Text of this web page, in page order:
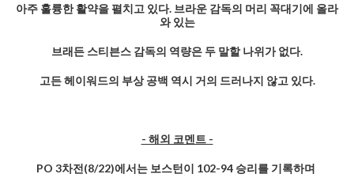
아주 훌륭한 활약을 펼치고 있다. 브라운 감독의 머리 꼭대기에 올라
와 있는
브래든 스티븐스 감독의 역량은 두 말할 나위가 없다.
고든 헤이워드의 부상 공백 역시 거의 드러나지 않고 있다.
- 해외 코멘트 -
PO 3차전(8/22)에서는 보스턴이 102-94 승리를 기록하며